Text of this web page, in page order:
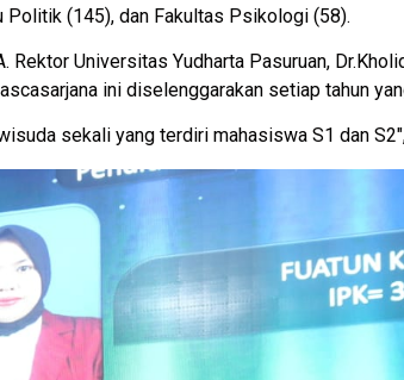
Politik (145), dan Fakultas Psikologi (58).
Universitas Yudharta Pasuruan,
ini diselenggarakan setiap tahun
sekali yang terdiri mahasiswa S1 dan